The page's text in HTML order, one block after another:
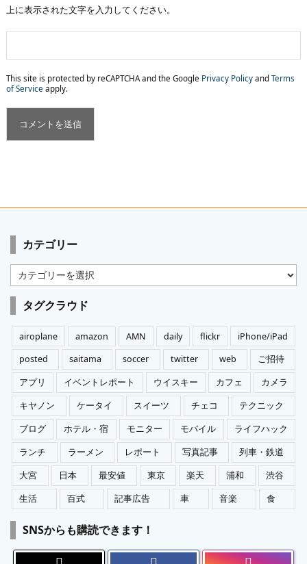
上に表示された文字を入力してください。
This site is protected by reCAPTCHA and the Google Privacy Policy and Terms
of Service apply.
カテゴリー
カ
テ
ゴ
リ
ー
タグクラウド
airoplane amazon AMN daily flickr
iPhone/iPad
posted
saitama soccer twitter web
ご招待
アプリ
イベントレポート ウイスキー カフェ
カメラ
キヤノン
ケータイ スイーツ チェコ
テクニック
ブログ
ホテル・宿 モニター モバイル
ライフハック
ランチ
ラーメン レポート 写真記事
列車・鉄道
大宮
日本 最安値 東京 楽天 浦和
渋谷
生活
百式 記事広告 車 音楽 食
SNSからも購読できます！